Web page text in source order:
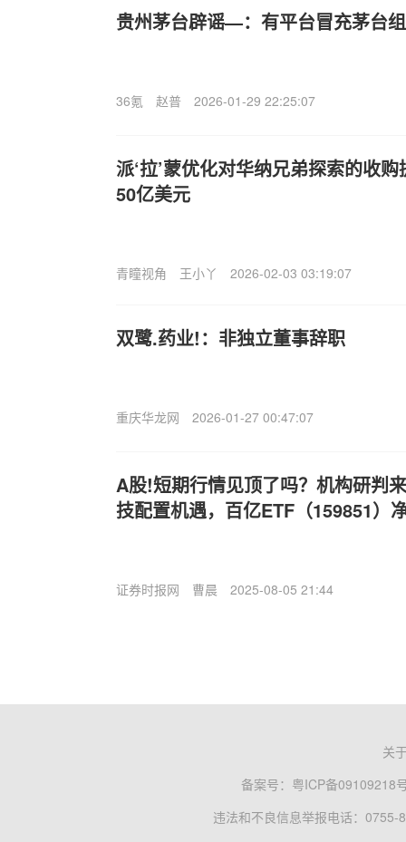
贵州茅台辟谣—：有平台冒充茅台
36氪 赵普 2026-01-29 22:25:07
派‘拉’蒙优化对华纳兄弟探索的收
50亿美元
青瞳视角 王小丫 2026-02-03 03:19:07
双鹭.药业!：非独立董事辞职
重庆华龙网 2026-01-27 00:47:07
A股!短期行情见顶了吗？机构研判
技配置机遇，百亿ETF（159851）
证券时报网 曹晨 2025-08-05 21:44
关
备案号： 粤ICP备09109218
违法和不良信息举报电话：0755-